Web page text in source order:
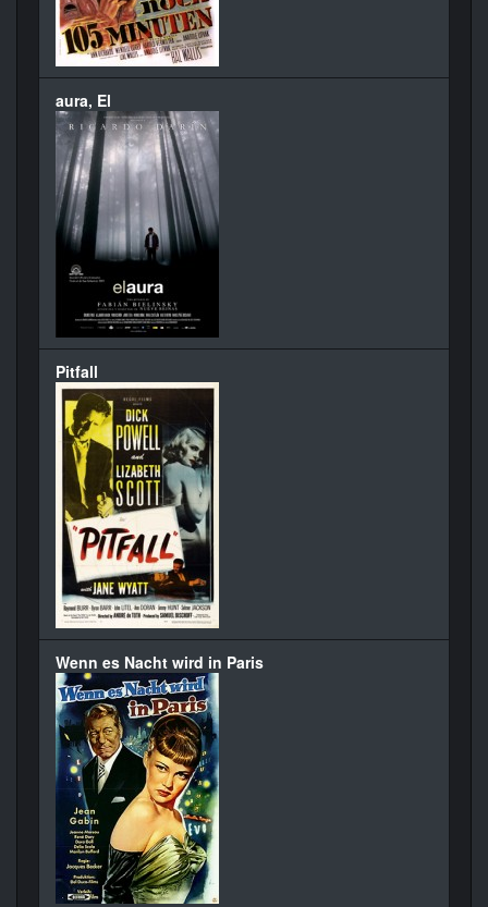
aura, El
Pitfall
Wenn es Nacht wird in Paris